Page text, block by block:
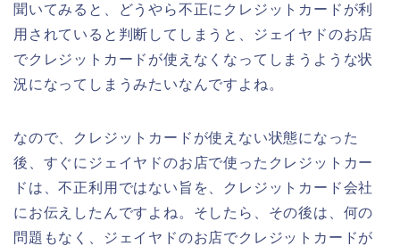
聞いてみると、どうやら不正にクレジットカードが利
用されていると判断してしまうと、ジェイヤドのお店
でクレジットカードが使えなくなってしまうような状
況になってしまうみたいなんですよね。
なので、クレジットカードが使えない状態になった
後、すぐにジェイヤドのお店で使ったクレジットカー
ドは、不正利用ではない旨を、クレジットカード会社
にお伝えしたんですよね。そしたら、その後は、何の
問題もなく、ジェイヤドのお店でクレジットカードが